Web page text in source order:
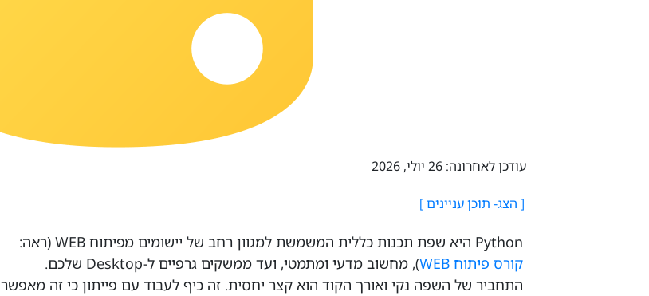
עודכן לאחרונה: 26 יולי, 2026
Python היא שפת תכנות כללית המשמשת למגוון רחב של יישומים מפיתוח WEB (ראה:
קורס פיתוח WEB
), מחשוב מדעי ומתמטי, ועד ממשקים גרפיים ל-Desktop שלכם.
התחביר של השפה נקי ואורך הקוד הוא קצר יחסית. זה כיף לעבוד עם פייתון כי זה מאפשר